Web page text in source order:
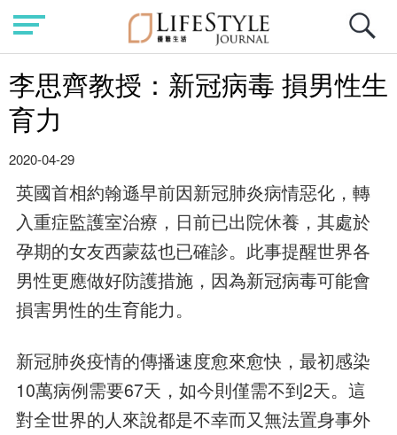
李思齊教授：新冠病毒 損男性生
育力
2020-04-29
英國首相約翰遜早前因新冠肺炎病情惡化，轉
入重症監護室治療，日前已出院休養，其處於
孕期的女友西蒙茲也已確診。此事提醒世界各
男性更應做好防護措施，因為新冠病毒可能會
損害男性的生育能力。
新冠肺炎疫情的傳播速度愈來愈快，最初感染
10萬病例需要67天，如今則僅需不到2天。這
對全世界的人來說都是不幸而又無法置身事外